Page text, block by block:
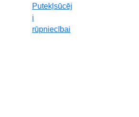
Putekļsūcēj
i
rūpniecībai